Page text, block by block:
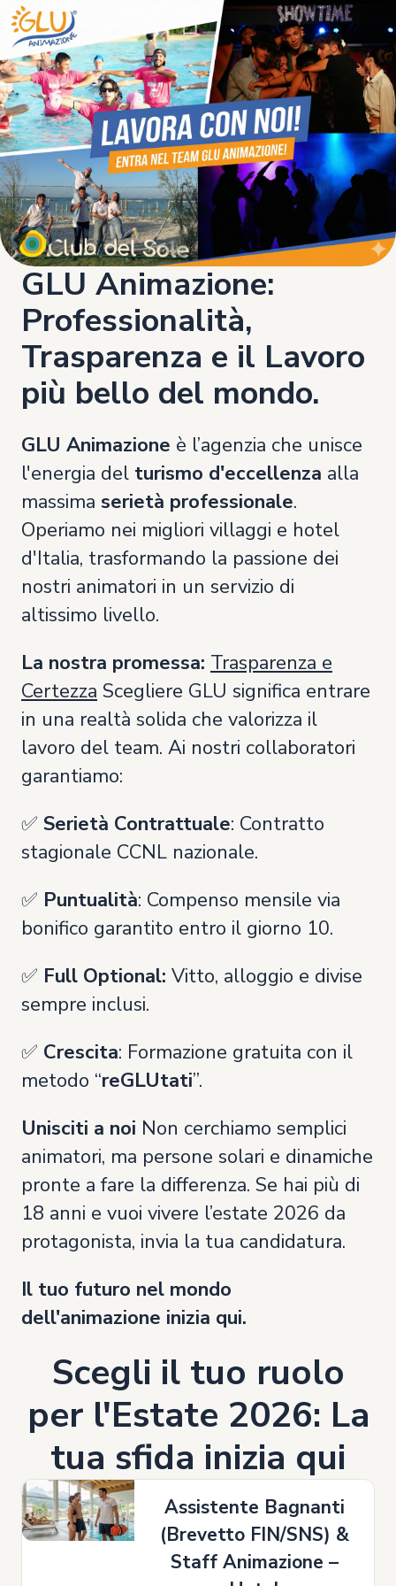
GLU Animazione:
Professionalità,
Trasparenza e il Lavoro
più bello del mondo.
GLU Animazione è l’agenzia che unisce
l'energia del turismo d'eccellenza alla
massima serietà professionale.
Operiamo nei migliori villaggi e hotel
d'Italia, trasformando la passione dei
nostri animatori in un servizio di
altissimo livello.
La nostra promessa: Trasparenza e
Certezza Scegliere GLU significa entrare
in una realtà solida che valorizza il
lavoro del team. Ai nostri collaboratori
garantiamo:
✅ Serietà Contrattuale: Contratto
stagionale CCNL nazionale.
✅ Puntualità: Compenso mensile via
bonifico garantito entro il giorno 10.
✅ Full Optional: Vitto, alloggio e divise
sempre inclusi.
✅ Crescita: Formazione gratuita con il
metodo “reGLUtati”.
Unisciti a noi Non cerchiamo semplici
animatori, ma persone solari e dinamiche
pronte a fare la differenza. Se hai più di
18 anni e vuoi vivere l’estate 2026 da
protagonista, invia la tua candidatura.
Il tuo futuro nel mondo
dell'animazione inizia qui.
Scegli il tuo ruolo
per l'Estate 2026: La
tua sfida inizia qui
Assistente Bagnanti
(Brevetto FIN/SNS) &
Staff Animazione –